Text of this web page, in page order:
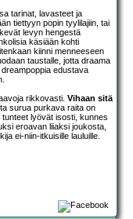
tarinat, lavasteet ja
tiettyyn popin tyylilajiin, tai
levyn hengestä
käsiään kohti
kiinni menneeseen
taustalle, jotta draama
edustava
rikkovasti. Vihaan sitä
surua purkava raita on
lyövät isosti, kunnes
eroavan liiaksi joukosta,
ei-niin-itkuisille lauluille.